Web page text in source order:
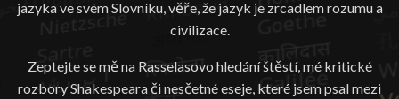
jazyka ve svém Slovníku, věře, že jazyk je zrcadlem rozumu a
civilizace.
Zeptejte se mě na Rasselasovo hledání štěstí, mé kritické
rozbory Shakespeara či nesčetné eseje, které jsem psal mezi